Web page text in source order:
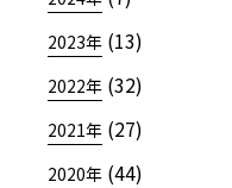
2023年 (13)
2022年 (32)
2021年 (27)
2020年 (44)